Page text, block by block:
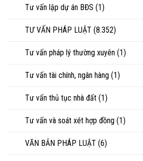
Tư vấn lập dự án BĐS (1)
TƯ VẤN PHÁP LUẬT (8.352)
Tư vấn pháp lý thường xuyên (1)
Tư vấn tài chính, ngân hàng (1)
Tư vấn thủ tục nhà đất (1)
Tư vấn và soát xét hợp đồng (1)
VĂN BẢN PHÁP LUẬT (6)